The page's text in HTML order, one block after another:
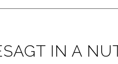
IN A